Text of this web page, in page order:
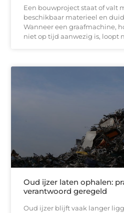
Een bouwproject staat of valt
beschikbaar materieel en
Wanneer een graafmachine,
niet op tijd aanwezig is, loopt
Oud ijzer laten ophalen:
verantwoord geregeld
Oud ijzer blijft vaak langer